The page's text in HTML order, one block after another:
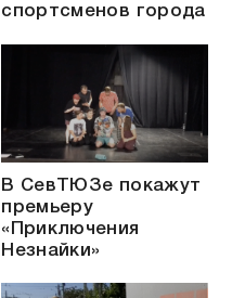
спортсменов города
В СевТЮЗе покажут
премьеру
«Приключения
Незнайки»